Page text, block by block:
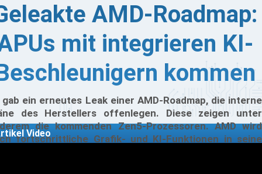
AMD-Roadmap:
mit integrieren KI-
kommen
gab ein erneutes Leak einer AMD-Roadmap, die interne
des Herstellers offenlegen. Diese zeigen unter
die kommenden Zen5-Prozessoren. AMD wird
fortschrittliche Grafik- und KI-Funktionen in seine
Video